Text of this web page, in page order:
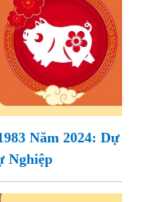
Năm 2024: Dự
Nghiệp